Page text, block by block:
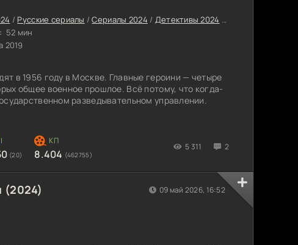
/ Русские сериалы /Сериалы 2024 / Детективы 2024
52 мин
2019
в 1956 году в Москве. Главные героини — четыре
общее военное прошлое. Всё потому, что когда-
разведывательном управлении.
(20) 8.404 (462755)
5 311 2
(2024) 09 май 2026, 16:52